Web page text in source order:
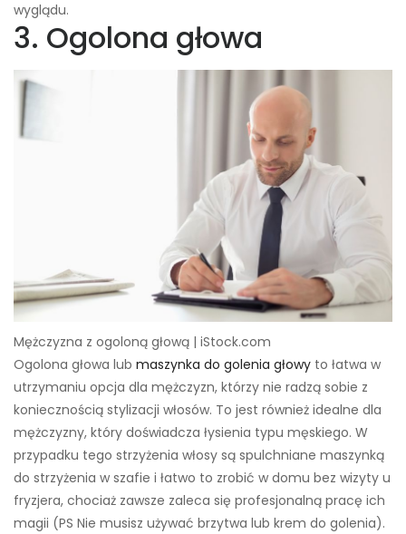
wyglądu.
3. Ogolona głowa
Mężczyzna z ogoloną głową | iStock.com
Ogolona głowa lub maszynka do golenia głowy to łatwa w
utrzymaniu opcja dla mężczyzn, którzy nie radzą sobie z
koniecznością stylizacji włosów. To jest również idealne dla
mężczyzny, który doświadcza łysienia typu męskiego. W
przypadku tego strzyżenia włosy są spulchniane maszynką
do strzyżenia w szafie i łatwo to zrobić w domu bez wizyty u
fryzjera, chociaż zawsze zaleca się profesjonalną pracę ich
magii (PS Nie musisz używać brzytwa lub krem ​​do golenia).